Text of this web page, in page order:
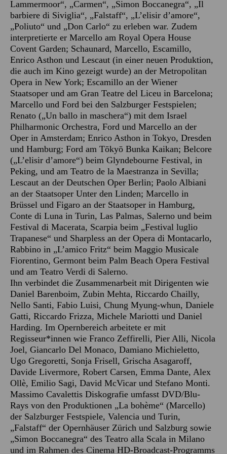
Lammermoor“, „Carmen“, „Simon Boccanegra“, „Il
barbiere di Siviglia“, „Falstaff“, „L’elisir d’amore“,
„Poliuto“ und „Don Carlo“ zu erleben war. Zudem
interpretierte er Marcello am Royal Opera House
Covent Garden; Schaunard, Marcello, Escamillo,
Enrico Asthon und Lescaut (in einer neuen Produktion,
die auch im Kino gezeigt wurde) an der Metropolitan
Opera in New York; Escamillo an der Wiener
Staatsoper und am Gran Teatre del Liceu in Barcelona;
Marcello und Ford bei den Salzburger Festspielen;
Renato („Un ballo in maschera“) mit dem Israel
Philharmonic Orchestra, Ford und Marcello an der
Oper in Amsterdam; Enrico Asthon in Tokyo, Dresden
und Hamburg; Ford am Tōkyō Bunka Kaikan; Belcore
(„L’elisir d’amore“) beim Glyndebourne Festival, in
Peking, und am Teatro de la Maestranza in Sevilla;
Lescaut an der Deutschen Oper Berlin; Paolo Albiani
an der Staatsoper Unter den Linden; Marcello in
Brüssel und Figaro an der Staatsoper in Hamburg,
Conte di Luna in Turin, Las Palmas, Salerno und beim
Festival di Macerata, Scarpia beim „Festival luglio
Trapanese“ und Sharpless an der Opera di Montacarlo,
Rabbino in „L’amico Fritz“ beim Maggio Musicale
Fiorentino, Germont beim Palm Beach Opera Festival
und am Teatro Verdi di Salerno.
Ihn verbindet die Zusammenarbeit mit Dirigenten wie
Daniel Barenboim, Zubin Mehta, Riccardo Chailly,
Nello Santi, Fabio Luisi, Chung Myung-whun, Daniele
Gatti, Riccardo Frizza, Michele Mariotti und Daniel
Harding. Im Opernbereich arbeitete er mit
Regisseur*innen wie Franco Zeffirelli, Pier Alli, Nicola
Joel, Giancarlo Del Monaco, Damiano Michieletto,
Ugo Gregoretti, Sonja Frisell, Grischa Asagaroff,
Davide Livermore, Robert Carsen, Emma Dante, Alex
Ollè, Emilio Sagi, David McVicar und Stefano Monti.
Massimo Cavalettis Diskografie umfasst DVD/Blu-
Rays von den Produktionen „La bohème“ (Marcello)
der Salzburger Festspiele, Valencia und Turin,
„Falstaff“ der Opernhäuser Zürich und Salzburg sowie
„Simon Boccanegra“ des Teatro alla Scala in Milano
und im Rahmen des Cinema HD-Broadcast-Programms